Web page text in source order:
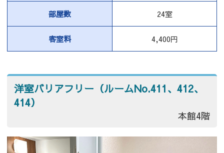
部屋数 24室
客室料 4,400円
洋室バリアフリー（ルームNo.411、412、
414）
本館4階